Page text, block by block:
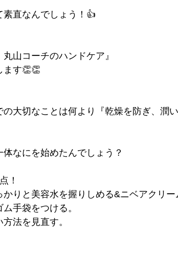
素直なんでしょう！👍
丸山コーチのハンドケア』
ます👏👏
大切なことは何より『乾燥を防ぎ、潤
なにを始めたんでしょう？
！
かりと美容水を握りしめる&ニベアクリー
手袋をつける。
法を見直す。